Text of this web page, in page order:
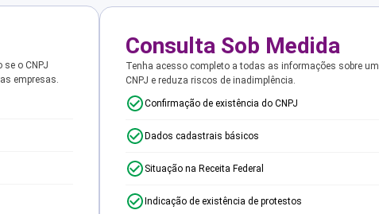
o CNPJ
empresas.
Consulta Sob Medida
Tenha acesso completo a todas as informações sobre um
CNPJ e reduza riscos de inadimplência.
Confirmação de existência do CNPJ
Dados cadastrais básicos
Situação na Receita Federal
Indicação de existência de protestos